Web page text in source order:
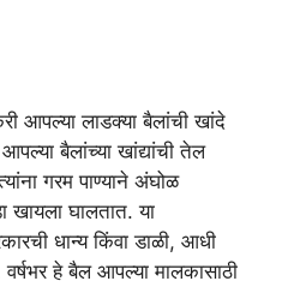
आपल्या लाडक्या बैलांची खांदे
बैलांच्या खांद्यांची तेल
गरम पाण्याने अंघोळ
खायला घालतात. या
धान्य किंवा डाळी, आधी
हे बैल आपल्या मालकासाठी